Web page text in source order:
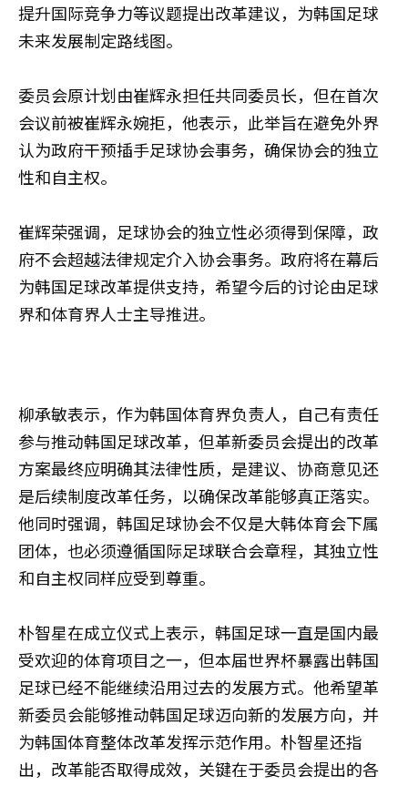
提升国际竞争力等议题提出改革建议，为韩国足球
未来发展制定路线图。
委员会原计划由崔辉永担任共同委员长，但在首次
会议前被崔辉永婉拒，他表示，此举旨在避免外界
认为政府干预插手足球协会事务，确保协会的独立
性和自主权。
崔辉荣强调，足球协会的独立性必须得到保障，政
府不会超越法律规定介入协会事务。政府将在幕后
为韩国足球改革提供支持，希望今后的讨论由足球
界和体育界人士主导推进。
柳承敏表示，作为韩国体育界负责人，自己有责任
参与推动韩国足球改革，但革新委员会提出的改革
方案最终应明确其法律性质，是建议、协商意见还
是后续制度改革任务，以确保改革能够真正落实。
他同时强调，韩国足球协会不仅是大韩体育会下属
团体，也必须遵循国际足球联合会章程，其独立性
和自主权同样应受到尊重。
朴智星在成立仪式上表示，韩国足球一直是国内最
受欢迎的体育项目之一，但本届世界杯暴露出韩国
足球已经不能继续沿用过去的发展方式。他希望革
新委员会能够推动韩国足球迈向新的发展方向，并
为韩国体育整体改革发挥示范作用。朴智星还指
出，改革能否取得成效，关键在于委员会提出的各